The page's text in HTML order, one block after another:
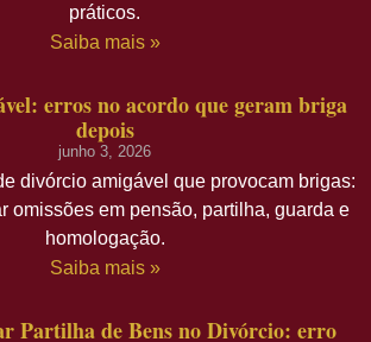
práticos.
Saiba mais »
erros no acordo que geram briga
depois
junho 3, 2026
divórcio amigável que provocam brigas:
omissões em pensão, partilha, guarda e
homologação.
Saiba mais »
Partilha de Bens no Divórcio: erro